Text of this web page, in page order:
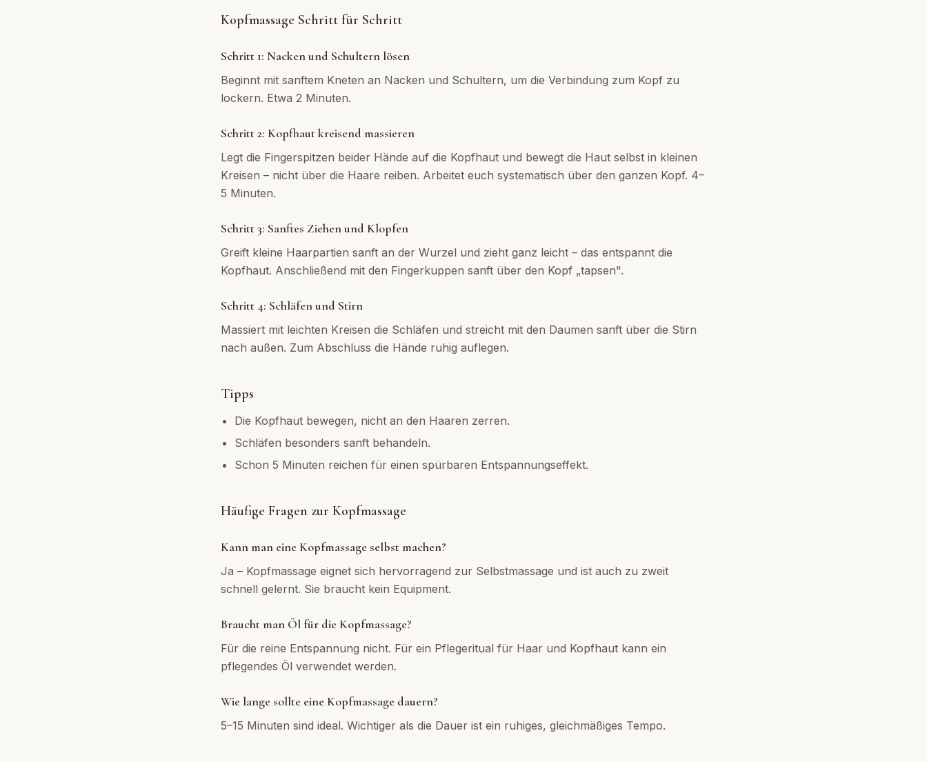
Kopfmassage Schritt für Schritt
Schritt 1: Nacken und Schultern lösen
Beginnt mit sanftem Kneten an Nacken und Schultern, um die Verbindung zum Kopf zu
lockern. Etwa 2 Minuten.
Schritt 2: Kopfhaut kreisend massieren
Legt die Fingerspitzen beider Hände auf die Kopfhaut und bewegt die Haut selbst in kleinen
Kreisen – nicht über die Haare reiben. Arbeitet euch systematisch über den ganzen Kopf. 4–
5 Minuten.
Schritt 3: Sanftes Ziehen und Klopfen
Greift kleine Haarpartien sanft an der Wurzel und zieht ganz leicht – das entspannt die
Kopfhaut. Anschließend mit den Fingerkuppen sanft über den Kopf „tapsen".
Schritt 4: Schläfen und Stirn
Massiert mit leichten Kreisen die Schläfen und streicht mit den Daumen sanft über die Stirn
nach außen. Zum Abschluss die Hände ruhig auflegen.
Tipps
Die Kopfhaut bewegen, nicht an den Haaren zerren.
Schläfen besonders sanft behandeln.
Schon 5 Minuten reichen für einen spürbaren Entspannungseffekt.
Häufige Fragen zur Kopfmassage
Kann man eine Kopfmassage selbst machen?
Ja – Kopfmassage eignet sich hervorragend zur Selbstmassage und ist auch zu zweit
schnell gelernt. Sie braucht kein Equipment.
Braucht man Öl für die Kopfmassage?
Für die reine Entspannung nicht. Für ein Pflegeritual für Haar und Kopfhaut kann ein
pflegendes Öl verwendet werden.
Wie lange sollte eine Kopfmassage dauern?
5–15 Minuten sind ideal. Wichtiger als die Dauer ist ein ruhiges, gleichmäßiges Tempo.